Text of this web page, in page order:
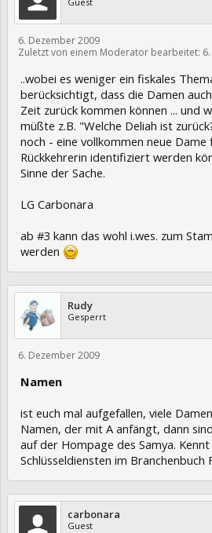
6. Dezember 2009
Zuletzt von einem Moderator bearbeitet:
..wobei es weniger ein fiskales
berücksichtigt, dass die Damen
Zeit zurück kommen können ... und
müßte z.B. "Welche Deliah ist
noch - eine vollkommen neue Dame
Rückkehrerin identifiziert werden
Sinne der Sache.
LG Carbonara
ab #3 kann das wohl i.wes. zum
werden
Rudy
Gesperrt
6. Dezember 2009
Namen
ist euch mal aufgefallen, viele
Namen, der mit A anfängt, dann
auf der Hompage des Samya.
Schlüsseldiensten im Branchenbuch
carbonara
Guest